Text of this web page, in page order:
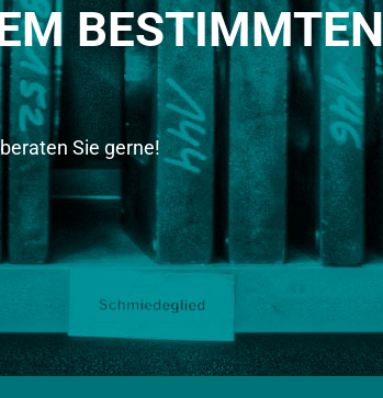
BESTIMMTEN
Sie gerne!